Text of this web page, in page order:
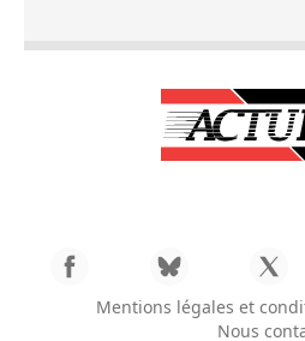
Mentions légales et
Nous